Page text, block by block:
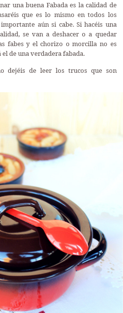
una buena Fabada es la calidad de
que es lo mismo en todos los
aún si cabe. Si hacéis una
se van a deshacer o a quedar
fabes y el chorizo o morcilla no es
de una verdadera fabada.
dejéis de leer los trucos que son